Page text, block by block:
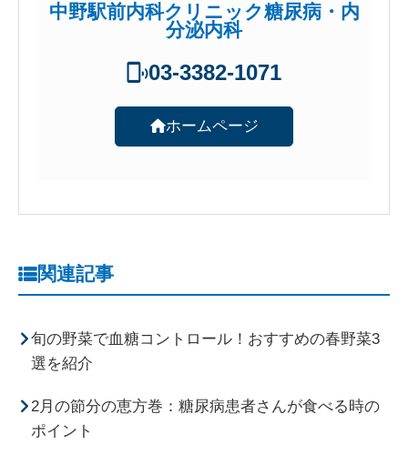
中野駅前内科クリニック糖尿病・内
分泌内科
03-3382-1071
ホームページ
関連記事
旬の野菜で血糖コントロール！おすすめの春野菜3
選を紹介
2月の節分の恵方巻：糖尿病患者さんが食べる時の
ポイント